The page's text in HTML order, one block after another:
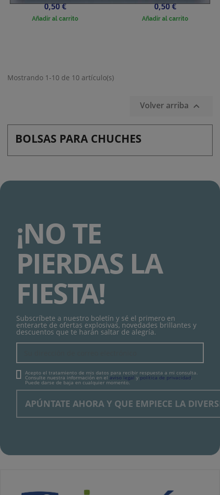
Precio
0,50 €
Añadir al carrito
Precio
0,50 €
Añadir al carrito
Mostrando 1-10 de 10 artículo(s)
Volver arriba 
BOLSAS PARA CHUCHES
¡NO TE
PIERDAS LA
FIESTA!
Subscríbete a nuestro boletín y sé el primero en
enterarte de ofertas explosivas, novedades brillantes y
descuentos que te harán saltar de alegría.
Acepto el tratamiento de mis datos para recibir respuesta a mi consulta.
Consulte nuestra información en el aviso legal y política de privacidad.
Puede darse de baja en cualquier momento.